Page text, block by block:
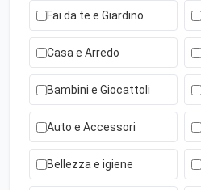
Fai da te e Giardino
Casa e Arredo
Bambini e Giocattoli
Auto e Accessori
Bellezza e igiene